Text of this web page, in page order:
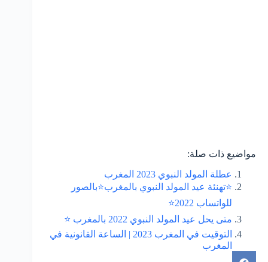
مواضيع ذات صلة:
عطلة المولد النبوي 2023 المغرب
⭐تهنئة عيد المولد النبوي بالمغرب⭐بالصور
للواتساب 2022⭐
متى يحل عيد المولد النبوي 2022 بالمغرب ⭐
التوقيت في المغرب 2023 | الساعة القانونية في
المغرب